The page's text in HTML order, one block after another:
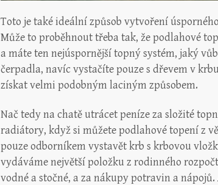
Toto je také ideální způsob vytvoření
Může to proběhnout třeba tak, že podlahové
a máte ten nejúspornější topný systém, jaký
čerpadla, navíc vystačíte pouze s dřevem v
získat velmi podobným laciným způsobem.
Nač tedy na chatě utrácet peníze za složité
radiátory, když si můžete podlahové topení z
pouze odborníkem vystavět krb s krbovou
vydáváme největší položku z rodinného
vodné a stočné, a za nákupy potravin a